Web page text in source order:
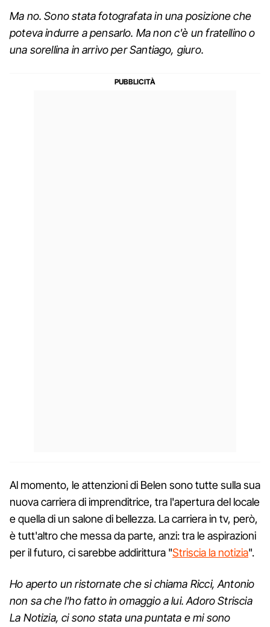
Ma no. Sono stata fotografata in una posizione che
poteva indurre a pensarlo. Ma non c'è un fratellino o
una sorellina in arrivo per Santiago, giuro.
Al momento, le attenzioni di Belen sono tutte sulla sua
nuova carriera di imprenditrice, tra l'apertura del locale
e quella di un salone di bellezza. La carriera in tv, però,
è tutt'altro che messa da parte, anzi: tra le aspirazioni
per il futuro, ci sarebbe addirittura "Striscia la notizia".
Ho aperto un ristornate che si chiama Ricci, Antonio
non sa che l'ho fatto in omaggio a lui. Adoro Striscia
La Notizia, ci sono stata una puntata e mi sono